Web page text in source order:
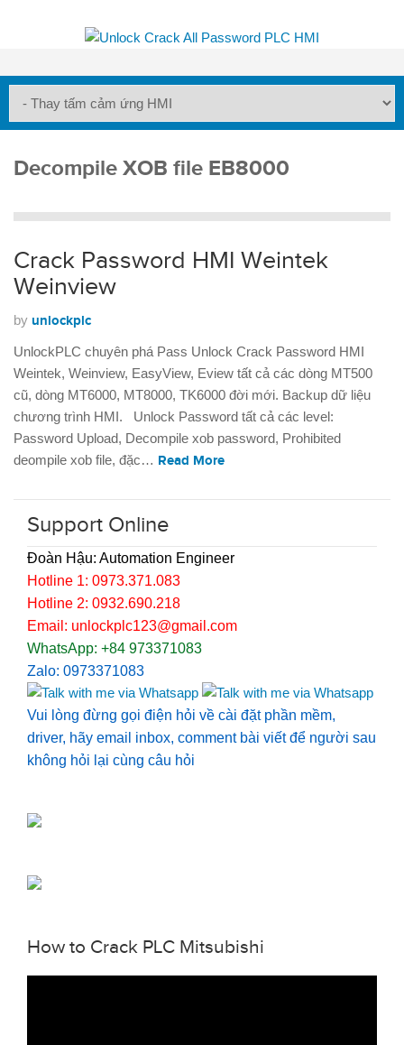
Decompile XOB file EB8000
Crack Password HMI Weintek
Weinview
by unlockplc
UnlockPLC chuyên phá Pass Unlock Crack Password HMI
Weintek, Weinview, EasyView, Eview tất cả các dòng MT500
cũ, dòng MT6000, MT8000, TK6000 đời mới. Backup dữ liệu
chương trình HMI. Unlock Password tất cả các level:
Password Upload, Decompile xob password, Prohibited
deompile xob file, đặc… Read More
Support Online
Đoàn Hậu: Automation Engineer
Hotline 1: 0973.371.083
Hotline 2: 0932.690.218
Email: unlockplc123@gmail.com
WhatsApp: +84 973371083
Zalo: 0973371083
Vui lòng đừng gọi điện hỏi về cài đặt phần mềm,
driver, hãy email inbox, comment bài viết để người sau
không hỏi lại cùng câu hỏi
How to Crack PLC Mitsubishi